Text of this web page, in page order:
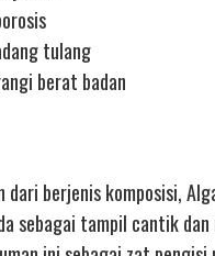
tulang
berat badan
dari berjenis komposisi,
sebagai tampil cantik dan